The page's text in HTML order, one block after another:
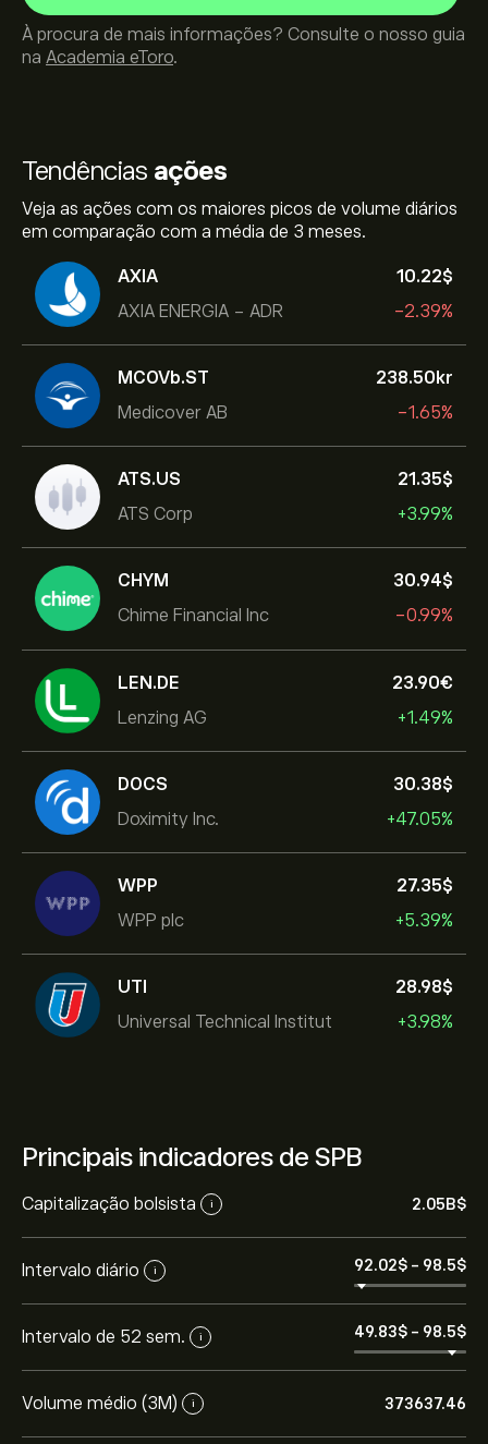
Tendências ações
Veja as ações com os maiores picos de volume diários
em comparação com a média de 3 meses.
AXIA
AXIA ENERGIA - ADR
10.22‎$‎
-2.39%
MCOVb.ST
Medicover AB
238.50‎kr‎
-1.65%
ATS.US
ATS Corp
21.35‎$‎
+3.99%
CHYM
Chime Financial Inc
30.94‎$‎
-0.99%
LEN.DE
Lenzing AG
23.90‎€‎
+1.49%
DOCS
Doximity Inc.
30.38‎$‎
+47.05%
WPP
WPP plc
27.35‎$‎
+5.39%
UTI
Universal Technical Institut
28.98‎$‎
+3.98%
Principais indicadores de SPB
Capitalização bolsista i 2.05B‎$‎
Intervalo diário i 92.02‎$‎ - 98.5‎$‎
Intervalo de 52 sem. i 49.83‎$‎ - 98.5‎$‎
Volume médio (3M) i 373637.46
À procura de mais informações? Consulte o nosso guia
na Academia eToro.